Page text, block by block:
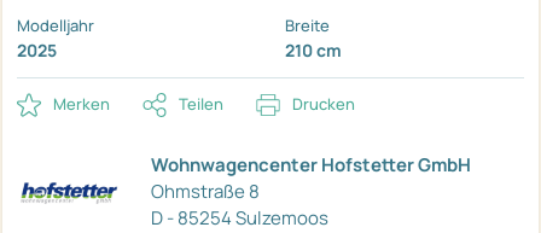
Modelljahr
2025
Breite
210 cm
Merken Teilen Drucken
Wohnwagencenter Hofstetter GmbH
Ohmstraße 8
D - 85254 Sulzemoos